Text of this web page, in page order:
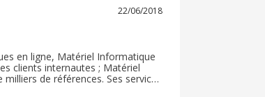
22/06/2018
en ligne, Matériel Informatique
clients internautes ; Matériel
de références. Ses services
idées-cadeaux... Pour avoir